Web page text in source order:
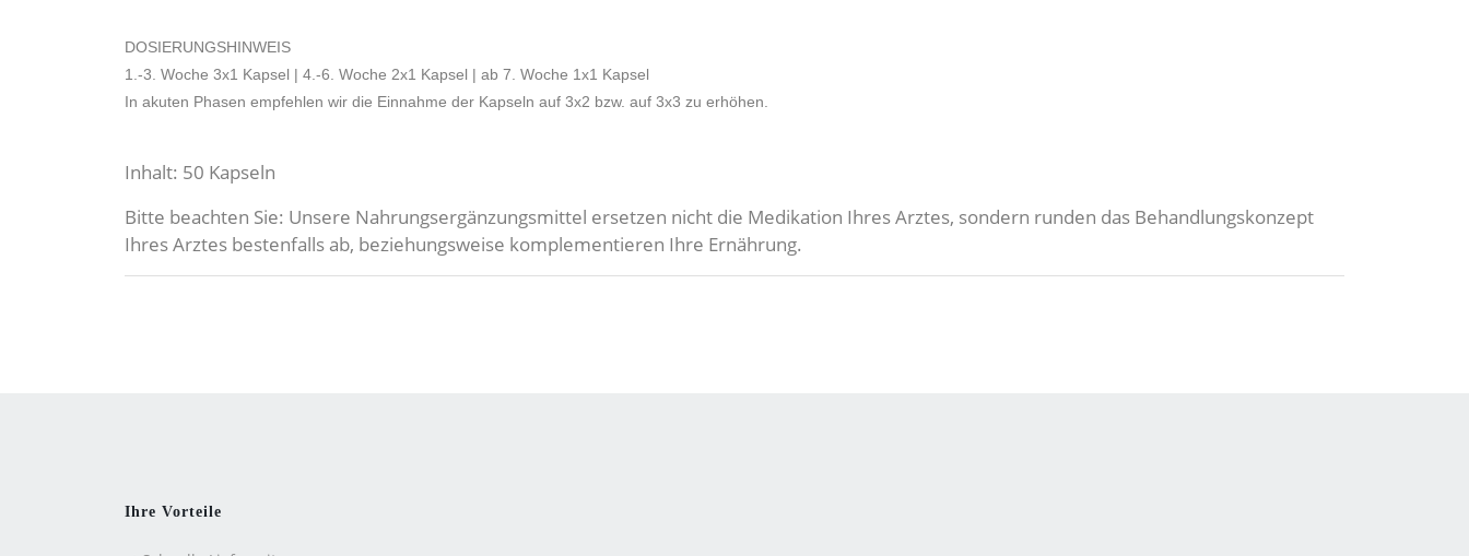
DOSIERUNGSHINWEIS
1.-3. Woche 3x1 Kapsel | 4.-6. Woche 2x1 Kapsel | ab 7. Woche 1x1 Kapsel
In akuten Phasen empfehlen wir die Einnahme der Kapseln auf 3x2 bzw. auf 3x3 zu erhöhen.
Inhalt: 50 Kapseln
Bitte beachten Sie: Unsere Nahrungsergänzungsmittel ersetzen nicht die Medikation Ihres Arztes, sondern runden das Behandlungskonzept
Ihres Arztes bestenfalls ab, beziehungsweise komplementieren Ihre Ernährung.
Ihre Vorteile